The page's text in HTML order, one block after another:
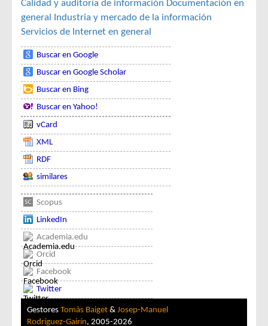
Calidad y auditoría de información Documentación en
general
Industria y mercado de la información
Servicios de Internet en general
Buscar en Google
Buscar en Google Scholar
Buscar en Bing
Buscar en Yahoo!
vCard
XML
RDF
similares
Scopus
LinkedIn
Academia.edu
Orcid
Facebook
Twitter
Gestores Tomàs Baiget & Josep-Manuel
Rodríguez-Gairín, 2005-2026